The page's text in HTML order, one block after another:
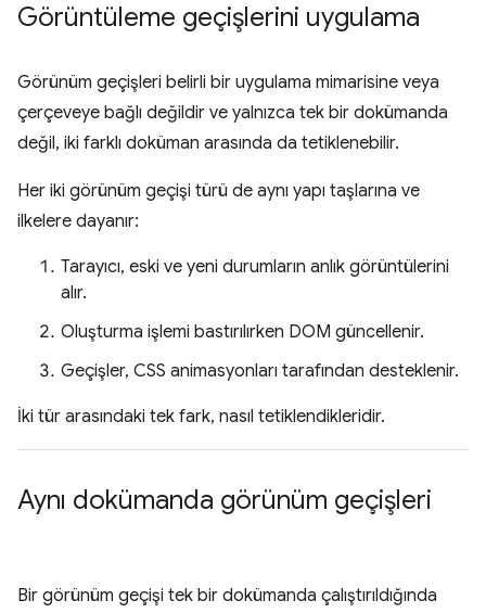
Görüntüleme geçişlerini uygulama
Görünüm geçişleri belirli bir uygulama mimarisine veya
çerçeveye bağlı değildir ve yalnızca tek bir dokümanda
değil, iki farklı doküman arasında da tetiklenebilir.
Her iki görünüm geçişi türü de aynı yapı taşlarına ve
ilkelere dayanır:
Tarayıcı, eski ve yeni durumların anlık görüntülerini
alır.
Oluşturma işlemi bastırılırken DOM güncellenir.
Geçişler, CSS animasyonları tarafından desteklenir.
İki tür arasındaki tek fark, nasıl tetiklendikleridir.
Aynı dokümanda görünüm geçişleri
Bir görünüm geçişi tek bir dokümanda çalıştırıldığında